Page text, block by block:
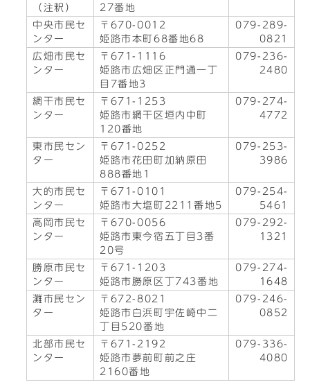
（注釈）
27番地
中央市民セ
ンター
〒670-0012
姫路市本町68番地68
079-289-
0821
広畑市民セ
ンター
〒671-1116
姫路市広畑区正門通一丁
目7番地3
079-236-
2480
網干市民セ
ンター
〒671-1253
姫路市網干区垣内中町
120番地
079-274-
4772
東市民セン
ター
〒671-0252
姫路市花田町加納原田
888番地1
079-253-
3986
大的市民セ
ンター
〒671-0101
姫路市大塩町2211番地5
079-254-
5461
高岡市民セ
ンター
〒670-0056
姫路市東今宿五丁目3番
20号
079-292-
1321
勝原市民セ
ンター
〒671-1203
姫路市勝原区丁743番地
079-274-
1648
灘市民セン
ター
〒672-8021
姫路市白浜町宇佐崎中二
丁目520番地
079-246-
0852
北部市民セ
ンター
〒671-2192
姫路市夢前町前之庄
2160番地
079-336-
4080